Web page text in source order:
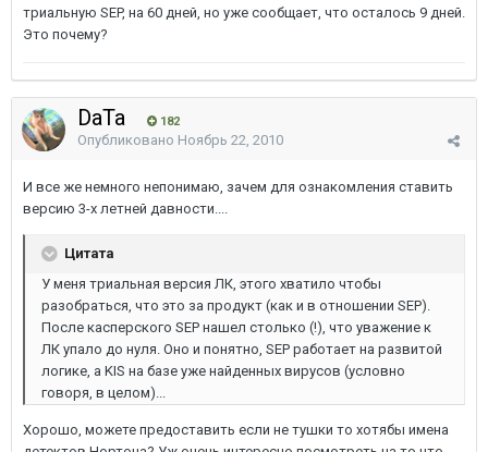
триальную SEP, на 60 дней, но уже сообщает, что осталось 9 дней.
Это почему?
DaTa 182
Опубликовано Ноябрь 22, 2010
И все же немного непонимаю, зачем для ознакомления ставить
версию 3-х летней давности....
Цитата
У меня триальная версия ЛК, этого хватило чтобы
разобраться, что это за продукт (как и в отношении SEP).
После касперского SEP нашел столько (!), что уважение к
ЛК упало до нуля. Оно и понятно, SEP работает на развитой
логике, а KIS на базе уже найденных вирусов (условно
говоря, в целом)...
Хорошо, можете предоставить если не тушки то хотябы имена